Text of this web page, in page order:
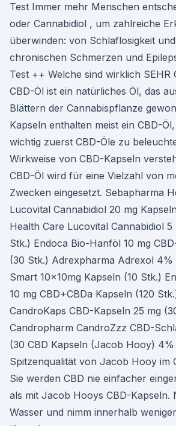
Test Immer mehr Menschen
oder Cannabidiol , um zahlreiche
überwinden: von Schlaflosigkeit
chronischen Schmerzen und
Test ++ Welche sind wirklich SEHR
CBD-Öl ist ein natürliches Öl, das
Blättern der Cannabispflanze
Kapseln enthalten meist ein CBD-
wichtig zuerst CBD-Öle zu
Wirkweise von CBD-Kapseln
CBD-Öl wird für eine Vielzahl von
Zwecken eingesetzt. Sebapharma
Lucovital Cannabidiol 20 mg
Health Care Lucovital Cannabidiol 5
Stk.) Endoca Bio-Hanföl 10 mg
(30 Stk.) Adrexpharma Adrexol 4%
Smart 10x10mg Kapseln (10 Stk.)
10 mg CBD+CBDa Kapseln (120
CandroKaps CBD-Kapseln 25 mg
Candropharm CandroZzz CBD-
(30 CBD Kapseln (Jacob Hooy) 4%
Spitzenqualität von Jacob Hooy im
Sie werden CBD nie einfacher
als mit Jacob Hooys CBD-Kapseln.
Wasser und nimm innerhalb